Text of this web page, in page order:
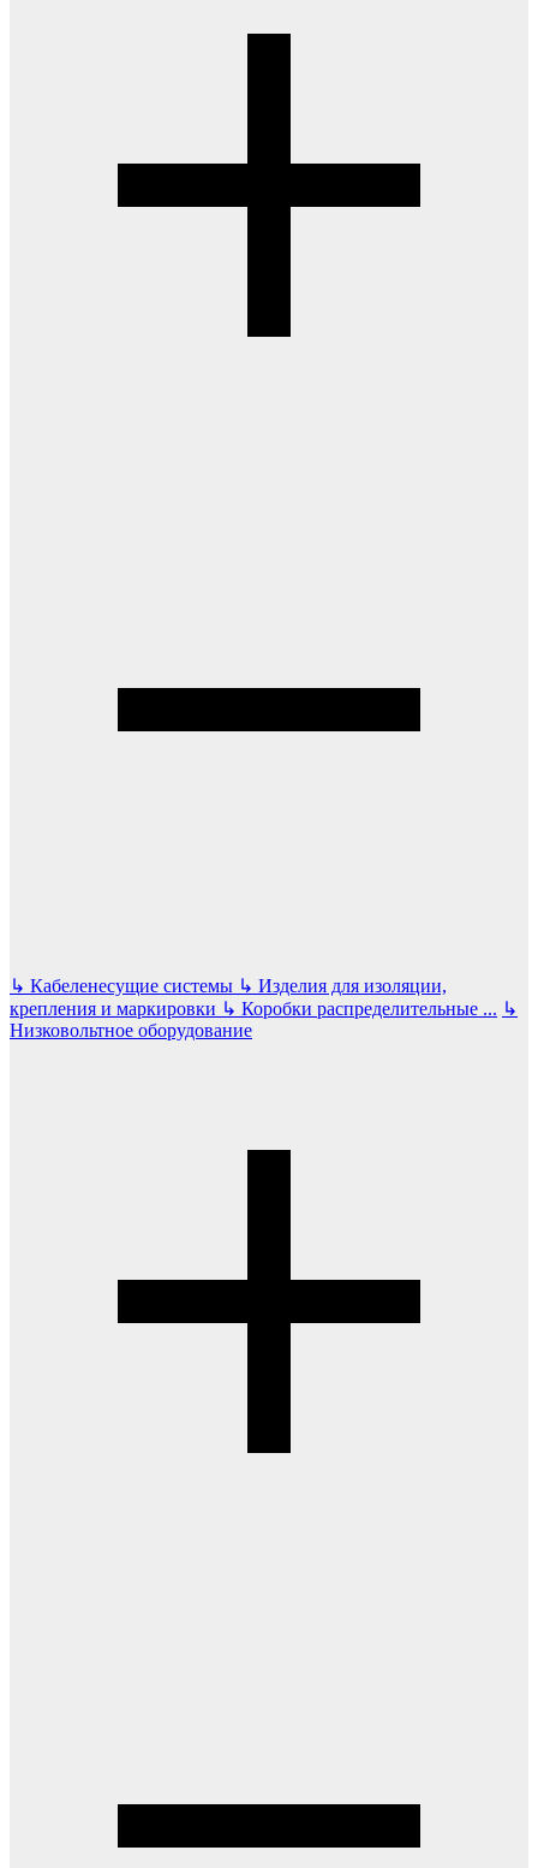
↳ Кабеленесущие системы ↳ Изделия для изоляции,
крепления и маркировки ↳ Коробки распределительные ... ↳
Низковольтное оборудование